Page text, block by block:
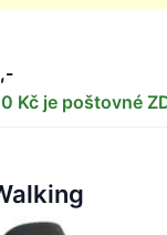
Kč je poštovné